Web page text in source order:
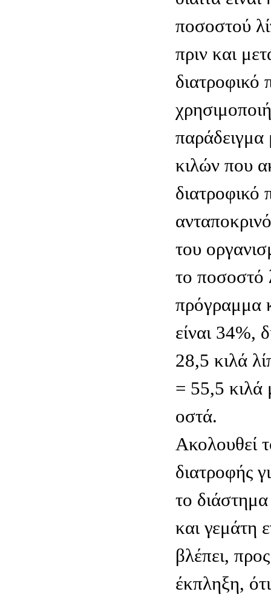
ποσοστού
πριν και
παράδειγμα
κιλών που
του
το ποσοστό
πρόγραμμα
είναι 34%,
28,5 κιλά
= 55,5 κιλά
οστά.
Aκολουθεί
διατροφής
το διάστημα
και γεμάτη
βλέπει,
έκπληξη,